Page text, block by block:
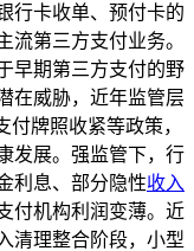
行卡收单、预付卡的
流第三方支付业务。
期第三方支付的野
在威胁，近年监管层
付牌照收紧等政策，
发展。强监管下，行
利息、部分隐性收入
付机构利润变薄。近
清理整合阶段，小型